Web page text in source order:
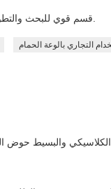
والبسيط حوض